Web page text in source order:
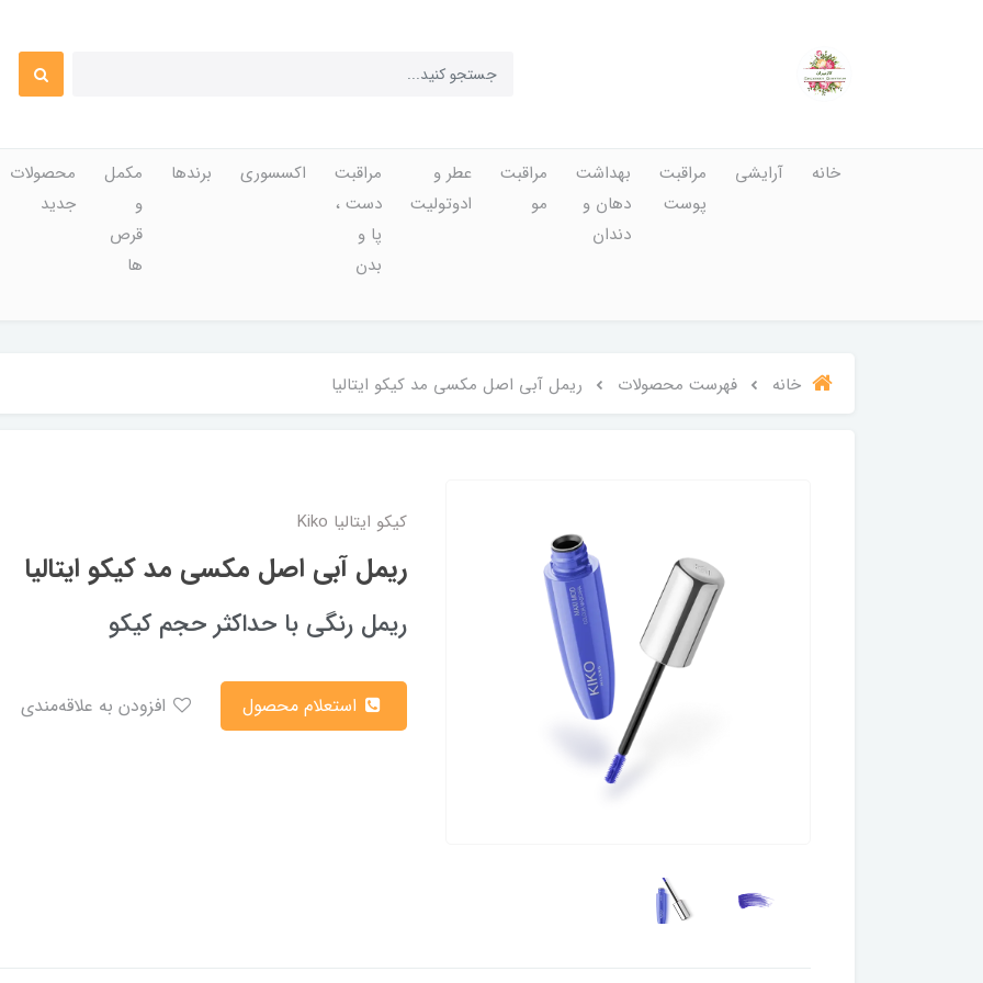
خانه آرایشی
مراقبت
پوست
بهداشت
دهان و
دندان
مراقبت
مو
عطر و
ادوتولیت
مراقبت
دست ،
پا و
بدن
اکسسوری برندها
مکمل
و
قرص
ها
محصولات
جدید
خانه فهرست محصولات ریمل آبی اصل مکسی مد کیکو ایتالیا
کیکو ایتالیا Kiko
ریمل آبی اصل مکسی مد کیکو ایتالیا
ریمل رنگی با حداکثر حجم کیکو